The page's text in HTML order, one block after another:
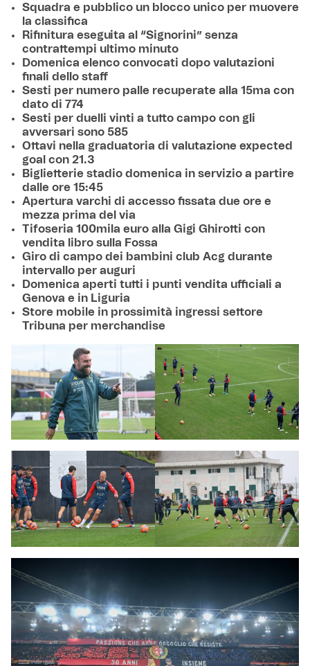
Squadra e pubblico un blocco unico per muovere
la classifica
Rifinitura eseguita al “Signorini” senza
contrattempi ultimo minuto
Domenica elenco convocati dopo valutazioni
finali dello staff
Sesti per numero palle recuperate alla 15ma con
dato di 774
Sesti per duelli vinti a tutto campo con gli
avversari sono 585
Ottavi nella graduatoria di valutazione expected
goal con 21.3
Biglietterie stadio domenica in servizio a partire
dalle ore 15:45
Apertura varchi di accesso fissata due ore e
mezza prima del via
Tifoseria 100mila euro alla Gigi Ghirotti con
vendita libro sulla Fossa
Giro di campo dei bambini club Acg durante
intervallo per auguri
Domenica aperti tutti i punti vendita ufficiali a
Genova e in Liguria
Store mobile in prossimità ingressi settore
Tribuna per merchandise